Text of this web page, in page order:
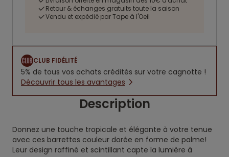
Retour & échanges gratuits toute la saison
Vendu et expédié par Tape à l'Oeil
CLUB FIDÉLITÉ
5% de tous vos achats crédités sur votre cagnotte !
Découvrir tous les avantages
Description
Donnez une touche tropicale et élégante à votre tenue
avec ces barrettes couleur dorée en forme de palme!
Leur design raffiné et scintillant capte la lumière à